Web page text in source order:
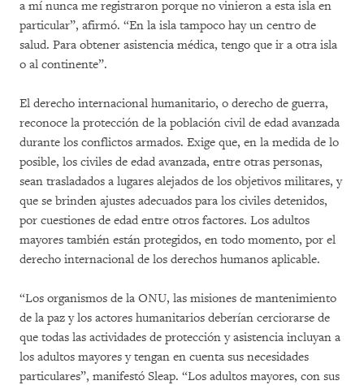
a mí nunca me registraron porque no vinieron a esta isla en
particular”, afirmó. “En la isla tampoco hay un centro de
salud. Para obtener asistencia médica, tengo que ir a otra isla
o al continente”.
El derecho internacional humanitario, o derecho de guerra,
reconoce la protección de la población civil de edad avanzada
durante los conflictos armados. Exige que, en la medida de lo
posible, los civiles de edad avanzada, entre otras personas,
sean trasladados a lugares alejados de los objetivos militares, y
que se brinden ajustes adecuados para los civiles detenidos,
por cuestiones de edad entre otros factores. Los adultos
mayores también están protegidos, en todo momento, por el
derecho internacional de los derechos humanos aplicable.
“Los organismos de la ONU, las misiones de mantenimiento
de la paz y los actores humanitarios deberían cerciorarse de
que todas las actividades de protección y asistencia incluyan a
los adultos mayores y tengan en cuenta sus necesidades
particulares”, manifestó Sleap. “Los adultos mayores, con sus